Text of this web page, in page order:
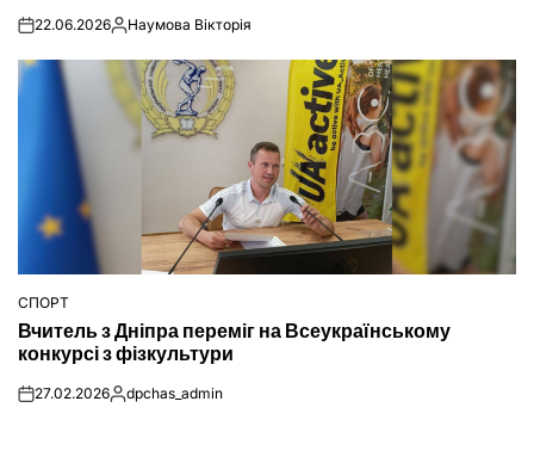
on22.06.2026Опубліковано
Наумова Вікторія
ОПУБЛІКУВАТИ
У
СПОРТ
Вчитель з Дніпра переміг на Всеукраїнському
конкурсі з фізкультури
on27.02.2026Опубліковано
dpchas_admin